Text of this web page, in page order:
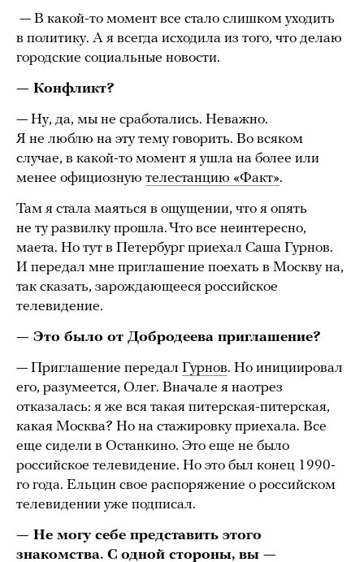
— В какой-то момент все стало слишком уходить
в политику. А я всегда исходила из того, что делаю
городские социальные новости.
— Конфликт?
— Ну, да, мы не сработались. Неважно.
Я не люблю на эту тему говорить. Во всяком
случае, в какой-то момент я ушла на более или
менее официозную телестанцию «Факт».
Там я стала маяться в ощущении, что я опять
не ту развилку прошла. Что все неинтересно,
маета. Но тут в Петербург приехал Саша Гурнов.
И передал мне приглашение поехать в Москву на,
так сказать, зарождающееся российское
телевидение.
— Это было от Добродеева приглашение?
— Приглашение передал Гурнов. Но инициировал
его, разумеется, Олег. Вначале я наотрез
отказалась: я же вся такая питерская-питерская,
какая Москва? Но на стажировку приехала. Все
еще сидели в Останкино. Это еще не было
российское телевидение. Но это был конец 1990-
го года. Ельцин свое распоряжение о российском
телевидении уже подписал.
— Не могу себе представить этого
знакомства. С одной стороны, вы —